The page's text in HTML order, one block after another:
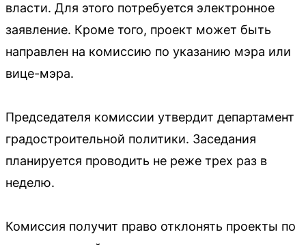
власти. Для этого потребуется электронное
заявление. Кроме того, проект может быть
направлен на комиссию по указанию мэра или
вице-мэра.
Председателя комиссии утвердит департамент
градостроительной политики. Заседания
планируется проводить не реже трех раз в
неделю.
Комиссия получит право отклонять проекты по